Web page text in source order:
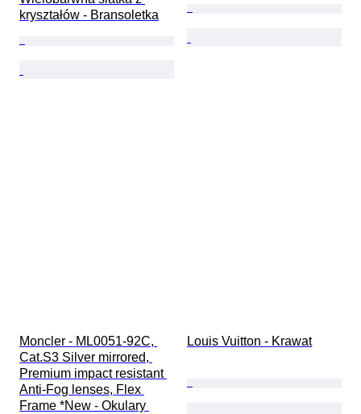
kryształów - Bransoletka
Moncler - ML0051-92C,
Cat.S3 Silver mirrored,
Premium impact resistant
Anti-Fog lenses, Flex
Frame *New - Okulary
Louis Vuitton - Krawat